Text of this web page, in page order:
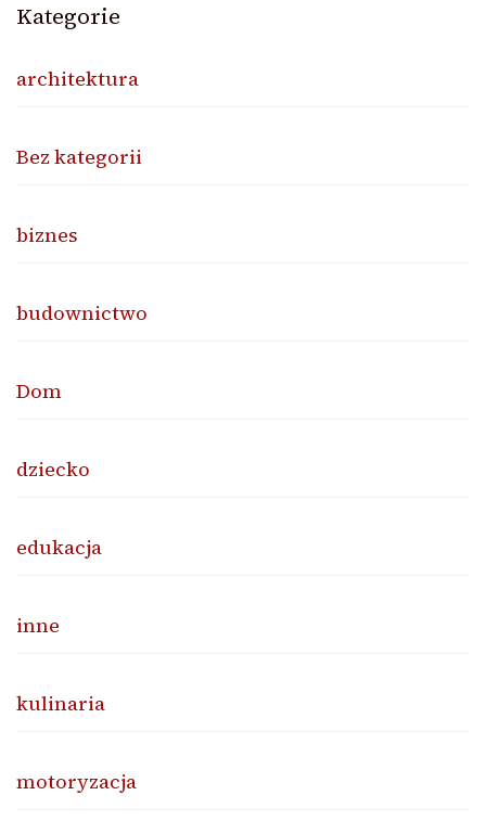
Kategorie
architektura
Bez kategorii
biznes
budownictwo
Dom
dziecko
edukacja
inne
kulinaria
motoryzacja